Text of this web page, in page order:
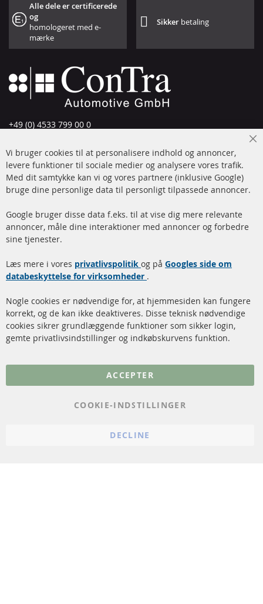
Alle dele er certificerede
og
homologeret med e-
mærke
Sikker betaling
+49 (0) 4533 799 00 0
info@contra-automotive.de
www.contra-automotive.de
Facebook
Instagram
Hurtige links
Dieselpartikelfilter (DPF)
rengøring
Katalysator (KAT)
Sensorer
FAQ
Kundeservice
Betalingsmetoder
Kontakt
Vi bruger cookies til at personalisere indhold og annoncer,
levere funktioner til sociale medier og analysere vores trafik.
Med dit samtykke kan vi og vores partnere (inklusive Google)
bruge dine personlige data til personligt tilpassede annoncer.
Google bruger disse data f.eks. til at vise dig mere relevante
annoncer, måle dine interaktioner med annoncer og forbedre
sine tjenester.
Læs mere i vores privatlivspolitik og på Googles side om
databeskyttelse for virksomheder .
Nogle cookies er nødvendige for, at hjemmesiden kan fungere
korrekt, og de kan ikke deaktiveres. Disse teknisk nødvendige
cookies sikrer grundlæggende funktioner som sikker login,
gemte privatlivsindstillinger og indkøbskurvens funktion.
ACCEPTER
COOKIE-INDSTILLINGER
DECLINE